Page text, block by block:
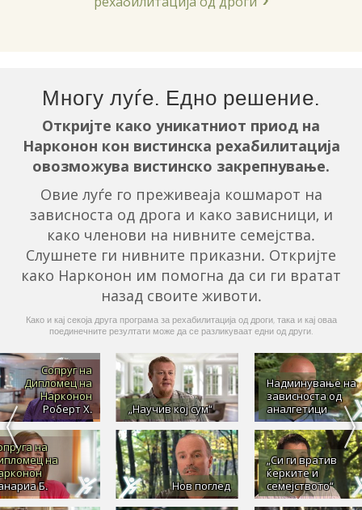
Многу луѓе. Едно решение.
Откријте како уникатниот приод на
Нарконон кон вистинска рехабилитација
овозможува вистинско закрепнување.
Овие луѓе го преживеаја кошмарот на
зависноста од дрога и како зависници, и
како членови на нивните семејства.
Слушнете ги нивните приказни. Откријте
како Нарконон им помогна да си ги вратат
назад своите животи.
Како и кај секоја друга програма за рехабилитација од дроги, така и кај оваа
поединечните резултати може да се разликуваат едни од други.
Сопруг на
Дипломец на
Нарконон
Роберт Х.
на
на
Б.
„Научив кој сум“
Нов поглед
Надминување на
зависноста од
аналгетици
„Си ги вратив
ќерките и
семејството“